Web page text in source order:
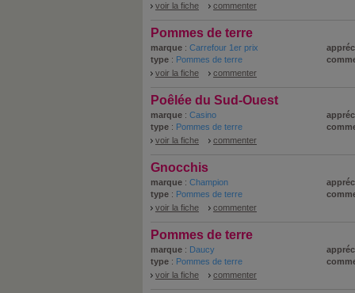
voir la fiche
commenter
Pommes de terre
marque : Carrefour 1er prix
type : Pommes de terre
voir la fiche
commenter
Poêlée du Sud-Ouest
marque : Casino
type : Pommes de terre
voir la fiche
commenter
Gnocchis
marque : Champion
type : Pommes de terre
voir la fiche
commenter
Pommes de terre
marque : Daucy
type : Pommes de terre
voir la fiche
commenter